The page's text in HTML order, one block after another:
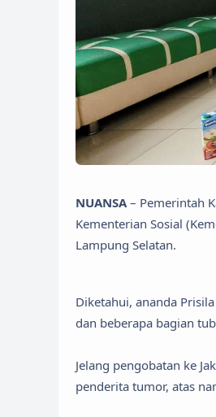
NUANSA – Pemerintah
Kementerian Sosial
Lampung Selatan.
Diketahui, ananda
dan beberapa bagian
Jelang pengobatan ke
penderita tumor, atas